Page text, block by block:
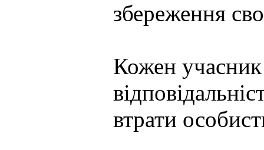
збереження
Кожен
втрати